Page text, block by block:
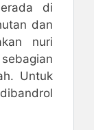
di
dan
nuri
Untuk